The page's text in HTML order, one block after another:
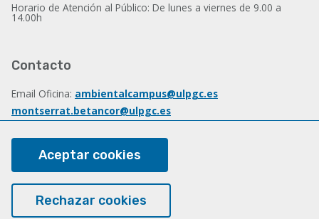
Horario de Atención al Público: De lunes a viernes de 9.00 a
14.00h
Contacto
Email Oficina: ambientalcampus@ulpgc.es
montserrat.betancor@ulpgc.es
Tlf.: (+34) 928 45 7447
Sobre esta web
Aceptar cookies
Rechazar cookies